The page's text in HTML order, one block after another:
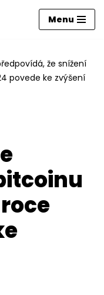
Menu
že snížení
povede ke zvýšení